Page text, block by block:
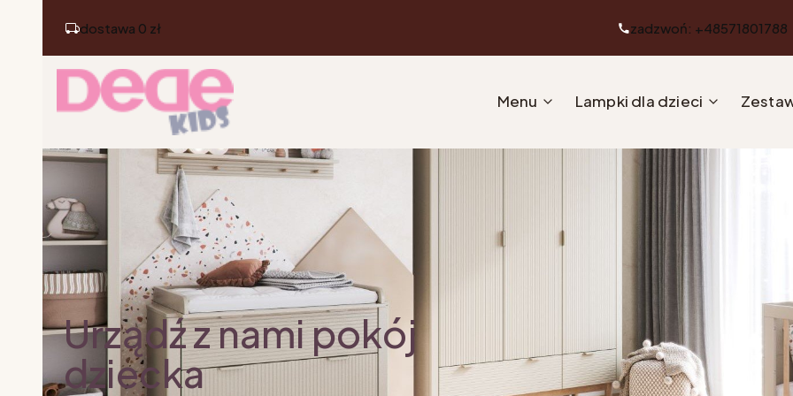
dostawa 0 zł zadzwoń: +48571801788
Menu Lampki dla dzieci
Urządź z nami pokój
dziecka